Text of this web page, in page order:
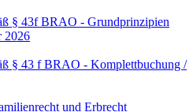
§ 43f BRAO - Grundprinzipien
2026
§ 43 f BRAO - Komplettbuchung /
und Erbrecht